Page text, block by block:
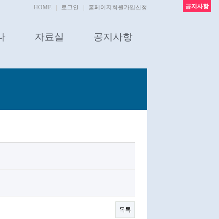
HOME 로그인 홈페이지회원가입신청
자료실 공지사항
공지사항
목록